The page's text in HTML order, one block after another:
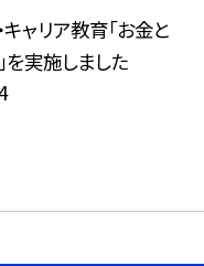
ャリア教育「お金と
を実施しました